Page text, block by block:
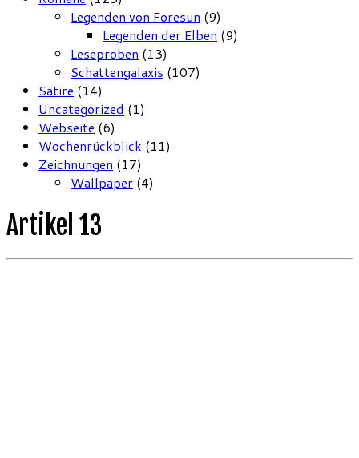
Legenden von Foresun (9)
Legenden der Elben (9)
Leseproben (13)
Schattengalaxis (107)
Satire (14)
Uncategorized (1)
Webseite (6)
Wochenrückblick (11)
Zeichnungen (17)
Wallpaper (4)
Artikel 13